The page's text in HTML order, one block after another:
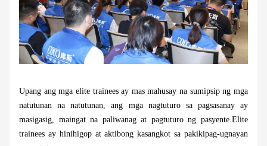
Upang ang mga elite trainees ay mas mahusay na sumipsip ng mga
natutunan na natutunan, ang mga nagtuturo sa pagsasanay ay
masigasig, maingat na paliwanag at pagtuturo ng pasyente.Elite
trainees ay hinihigop at aktibong kasangkot sa pakikipag-ugnayan